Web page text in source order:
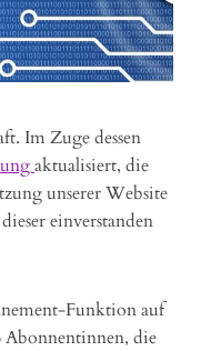
Im Zuge dessen
aktualisiert, die
unserer Website
einverstanden
Funktion auf
Abonnentinnen, die